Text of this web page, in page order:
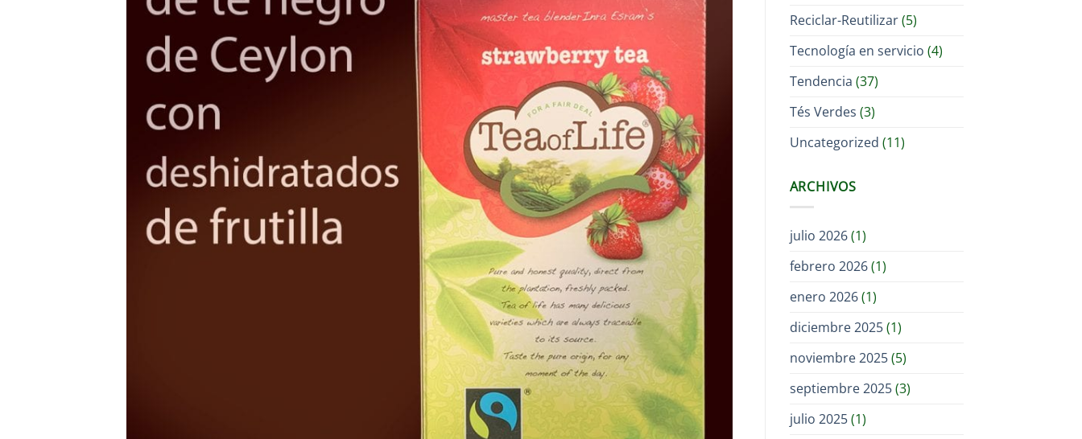
Reciclar-Reutilizar(5)
Tecnología en servicio (4)
Tendencia (37)
Tés Verdes (3)
Uncategorized (11)
ARCHIVOS
julio 2026(1)
febrero 2026(1)
enero 2026(1)
diciembre 2025(1)
noviembre 2025(5)
septiembre 2025(3)
julio 2025(1)